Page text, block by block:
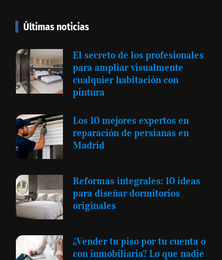
Últimas noticias
El secreto de los profesionales
para ampliar visualmente
cualquier habitación con
pintura
Los 10 mejores expertos en
reparación de persianas en
Madrid
Reformas integrales: 10 ideas
para diseñar dormitorios
originales
¿Vender tu piso por tu cuenta o
con inmobiliaria? Lo que nadie